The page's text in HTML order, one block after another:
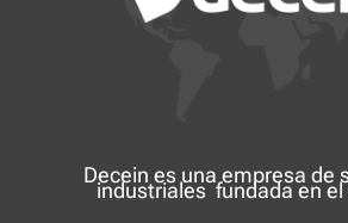
Decein es unaempresa de
industrialesfundada en el